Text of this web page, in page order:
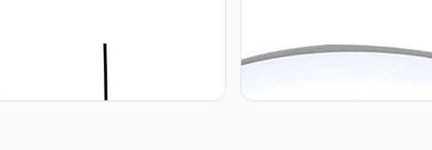
CSSYKV Creatieve Rotan Hanglamp
Handgeweven Zwarte Bamboe
Kroonluchters Rotan Hanglamp In
CSSYKV Modern En
Vlakke Plafondverlichting